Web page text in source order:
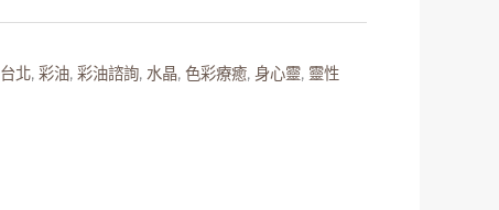
台北,彩油,彩油諮詢,水晶,色彩療癒,身心靈, 靈性